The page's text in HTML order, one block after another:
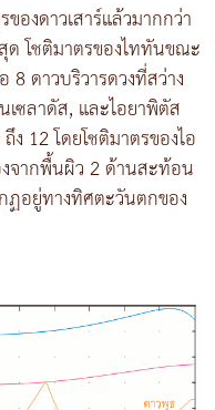
องดาวเสาร์แล้วมากกว่า
โชติมาตรของไททันขณะ
ดาวบริวารดวงที่สว่าง
เซลาดัส, และไอยาพิตัส
12 โดยโชติมาตรของไอ
จากพื้นผิว 2 ด้านสะท้อน
ฏอยู่ทางทิศตะวันตกของ